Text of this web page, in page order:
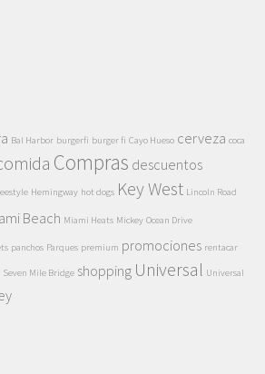
Bal Harbor burgerfi burger fi Cayo Hueso cerveza coca
Compras descuentos
Hemingway hot dogs Key West Lincoln Road
Beach Miami Heats Mickey Ocean Drive
panchos Parques premium promociones rentacar
Seven Mile Bridge shopping Universal Universal